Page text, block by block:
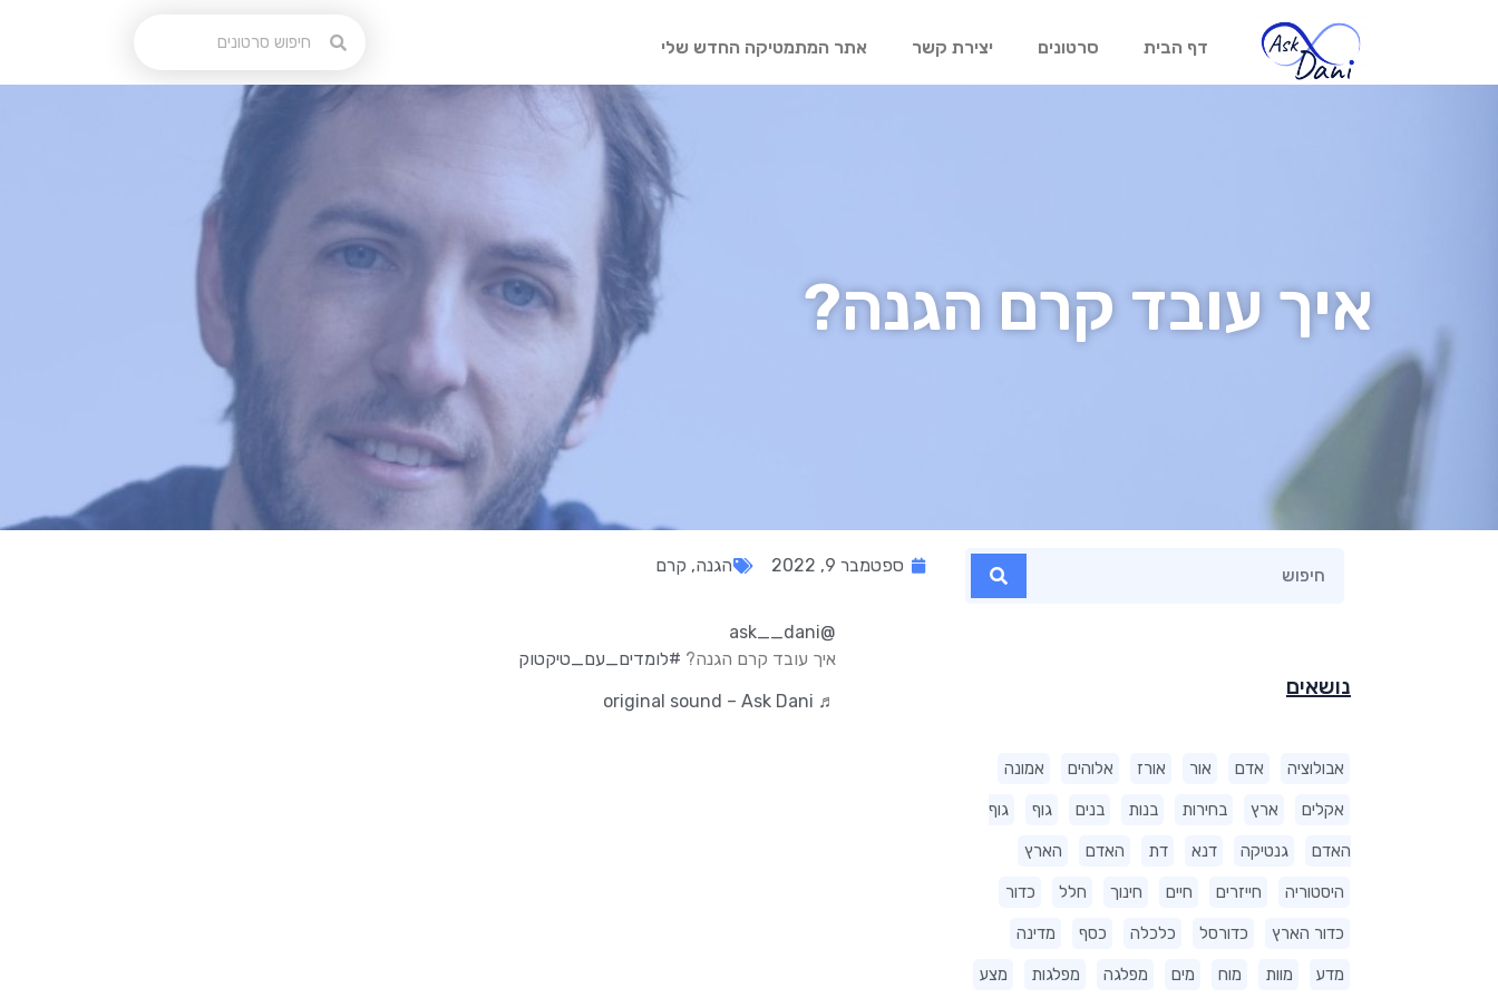
דף הבית סרטונים יצירת קשר אתר המתמטיקה החדש שלי
איך עובד קרם הגנה?
נושאים
אבולוציה אדם אור אורז אלוהים אמונה
אקלים ארץ בחירות בנות בנים גוף גוף
האדם גנטיקה דנא דת האדם הארץ
היסטוריה חייזרים חיים חינוך חלל כדור
כדור הארץ כדורסל כלכלה כסף מדינה
מדע מוות מוח מים מפלגה מפלגות מצע
ספטמבר 9, 2022 הגנה, קרם
@ask__dani
איך עובד קרם הגנה? #לומדים_עם_טיקטוק
♬ original sound – Ask Dani